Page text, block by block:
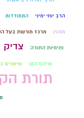
הרב יוחי ימיני התמודדות
מוהרן מרכז מורשת בעל
פנימיות התורה צדיק
שילוח הקן שיעורים
תורת